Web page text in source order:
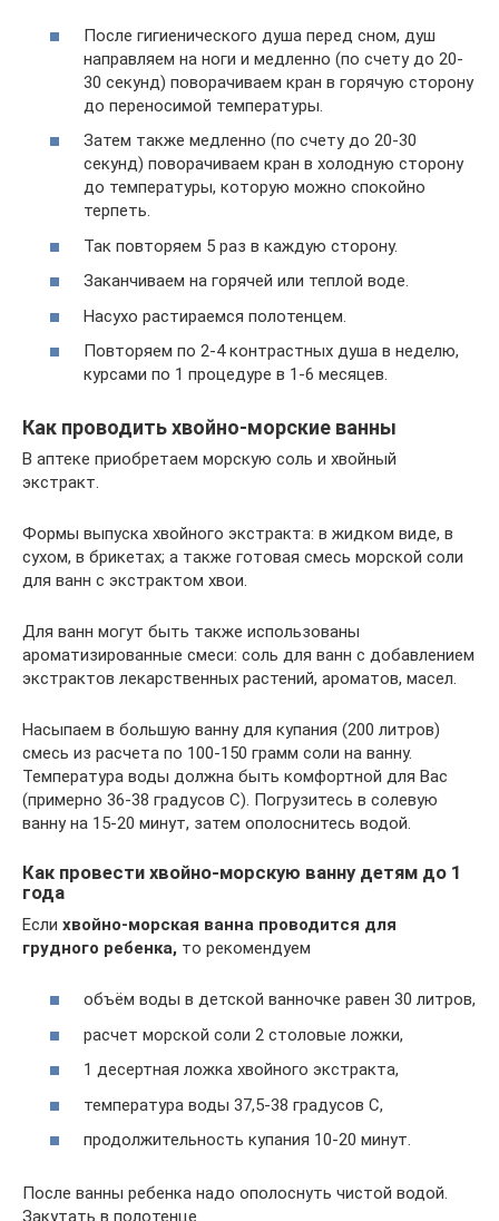
После гигиенического душа перед сном, душ
направляем на ноги и медленно (по счету до 20-
30 секунд) поворачиваем кран в горячую сторону
до переносимой температуры.
Затем также медленно (по счету до 20-30
секунд) поворачиваем кран в холодную сторону
до температуры, которую можно спокойно
терпеть.
Так повторяем 5 раз в каждую сторону.
Заканчиваем на горячей или теплой воде.
Насухо растираемся полотенцем.
Повторяем по 2-4 контрастных душа в неделю,
курсами по 1 процедуре в 1-6 месяцев.
Как проводить хвойно-морские ванны
В аптеке приобретаем морскую соль и хвойный
экстракт.
Формы выпуска хвойного экстракта: в жидком виде, в
сухом, в брикетах; а также готовая смесь морской соли
для ванн с экстрактом хвои.
Для ванн могут быть также использованы
ароматизированные смеси: соль для ванн с добавлением
экстрактов лекарственных растений, ароматов, масел.
Насыпаем в большую ванну для купания (200 литров)
смесь из расчета по 100-150 грамм соли на ванну.
Температура воды должна быть комфортной для Вас
(примерно 36-38 градусов С). Погрузитесь в солевую
ванну на 15-20 минут, затем ополоснитесь водой.
Как провести хвойно-морскую ванну детям до 1
года
Если хвойно-морская ванна проводится для
грудного ребенка, то рекомендуем
объём воды в детской ванночке равен 30 литров,
расчет морской соли 2 столовые ложки,
1 десертная ложка хвойного экстракта,
температура воды 37,5-38 градусов С,
продолжительность купания 10-20 минут.
После ванны ребенка надо ополоснуть чистой водой.
Закутать в полотенце.